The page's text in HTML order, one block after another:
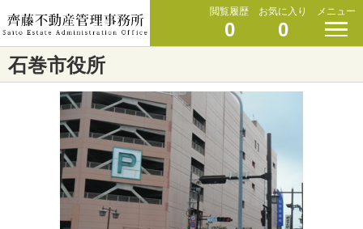
閲覧履歴
0
お気に入り
0
メニュー
石巻市役所